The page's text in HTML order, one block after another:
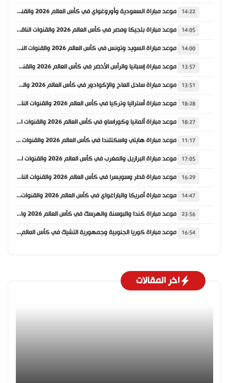
14:22 موعد مباراة السعودية وأوروغواي في كأس العالم 2026 والقنوات الناقلة
14:05 موعد مباراة بلجيكا ومصر في كأس العالم 2026 والقنوات الناقلة
14:00 موعد مباراة السويد وتونس في كأس العالم 2026 والقنوات الناقلة
13:57 موعد مباراة إسبانيا والرأس الأخضر في كأس العالم 2026 والقنوات الناقلة
13:51 موعد مباراة ساحل العاج والإكوادور في كأس العالم 2026 والقنوات الناقلة
18:28 موعد مباراة أستراليا وتركيا في كأس العالم 2026 والقنوات الناقلة
18:27 موعد مباراة ألمانيا وكوراساو في كأس العالم 2026 والقنوات الناقلة
11:17 موعد مباراة هايتي واسكتلندا في كأس العالم 2026 والقنوات الناقلة
17:05 موعد مباراة البرازيل والمغرب في كأس العالم 2026 والقنوات الناقلة
16:29 موعد مباراة قطر وسويسرا في كأس العالم 2026 والقنوات الناقلة
14:47 موعد مباراة أمريكا والباراغواي في كأس العالم 2026 والقنوات الناقلة
23:56 موعد مباراة كندا والبوسنة والهرسك في كأس العالم 2026 والقنوات الناقلة
16:54 موعد مباراة كوريا الجنوبية وجمهورية التشيك في كأس العالم 2026 والقنوات الناقلة
اخر المقالات